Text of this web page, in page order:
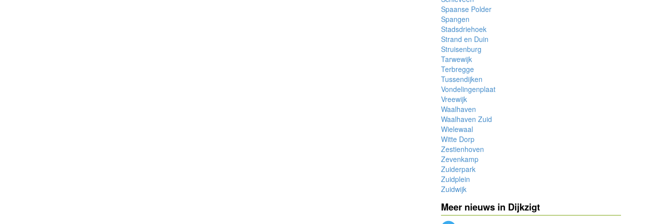
Spaanse Polder
Spangen
Stadsdriehoek
Strand en Duin
Struisenburg
Tarwewijk
Terbregge
Tussendijken
Vondelingenplaat
Vreewijk
Waalhaven
Waalhaven Zuid
Wielewaal
Witte Dorp
Zestienhoven
Zevenkamp
Zuiderpark
Zuidplein
Zuidwijk
Meer nieuws in Dijkzigt